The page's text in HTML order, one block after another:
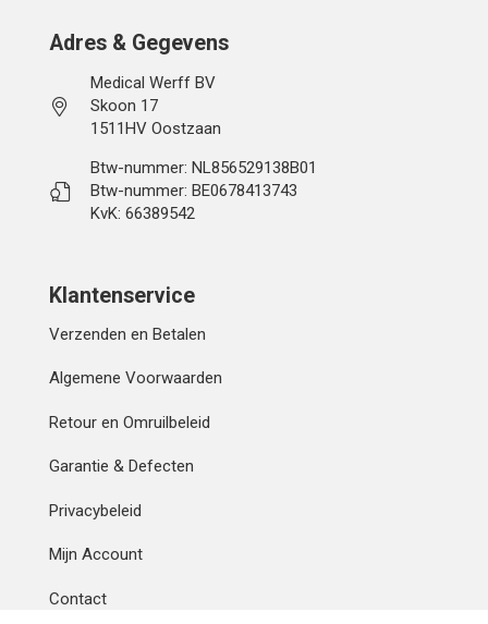
Adres & Gegevens
Medical Werff BV
Skoon 17
1511HV Oostzaan
Btw-nummer: NL856529138B01
Btw-nummer: BE0678413743
KvK: 66389542
Klantenservice
Verzenden en Betalen
Algemene Voorwaarden
Retour en Omruilbeleid
Garantie & Defecten
Privacybeleid
Mijn Account
Contact